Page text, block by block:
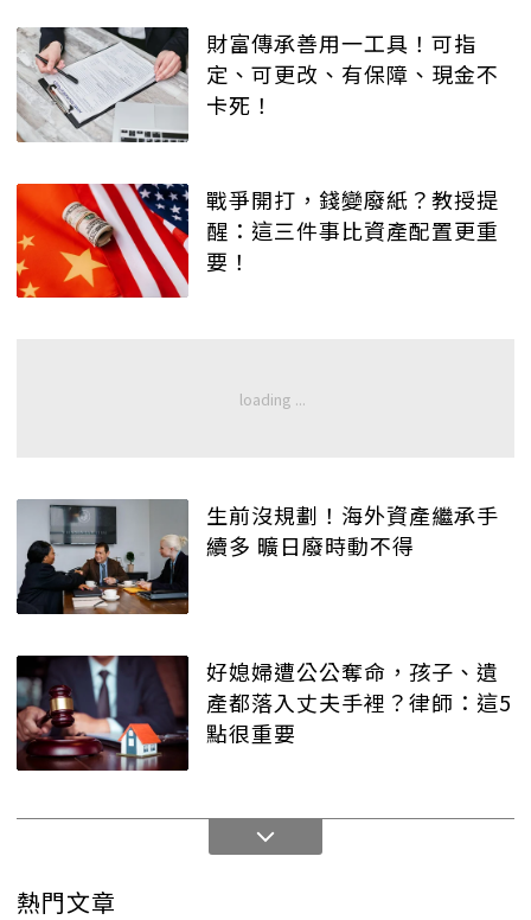
財富傳承善用一工具！可指
定、可更改、有保障、現金不
卡死！
戰爭開打，錢變廢紙？教授提
醒：這三件事比資產配置更重
要！
生前沒規劃！海外資產繼承手
續多 曠日廢時動不得
好媳婦遭公公奪命，孩子、遺
產都落入丈夫手裡？律師：這5
點很重要
熱門文章